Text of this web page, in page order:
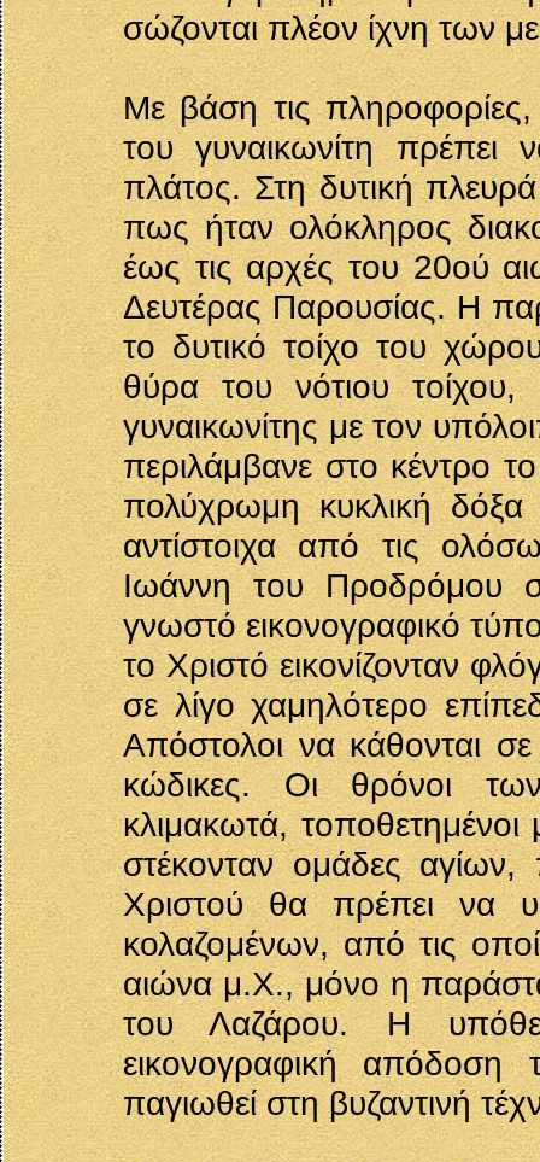
σώζονται πλέον ίχνη των
Με βάση τις πληροφορίες,
του γυναικωνίτη
πλάτος. Στη δυτική
πως ήταν ολόκληρος
έως τις αρχές του 20ού
Δευτέρας Παρουσίας. Η
το δυτικό τοίχο του
θύρα του νότιου
γυναικωνίτης με τον
περιλάμβανε στο κέντρο
πολύχρωμη κυκλική δόξα
αντίστοιχα από τις
Ιωάννη του Προδρόμου
γνωστό εικονογραφικό
το Χριστό εικονίζονταν
σε λίγο χαμηλότερο
Απόστολοι να κάθονται
κώδικες. Οι θρόνοι
κλιμακωτά,
στέκονταν ομάδες
Χριστού θα πρέπει να
κολαζομένων, από τις
αιώνα μ.Χ., μόνο η
του Λαζάρου. Η
εικονογραφική απόδοση
παγιωθεί στη βυζαντινή